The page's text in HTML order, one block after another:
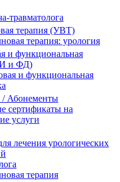
травматолога
терапия (УВТ)
терапия: урология
и функциональная
и ФД)
и функциональная
Абонементы
сертификаты на
услуги
лечения урологических
терапия